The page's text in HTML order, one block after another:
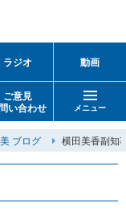
ラジオ 動画
ご意見
い合わせ
メニュー
ブログ 横田美香副知